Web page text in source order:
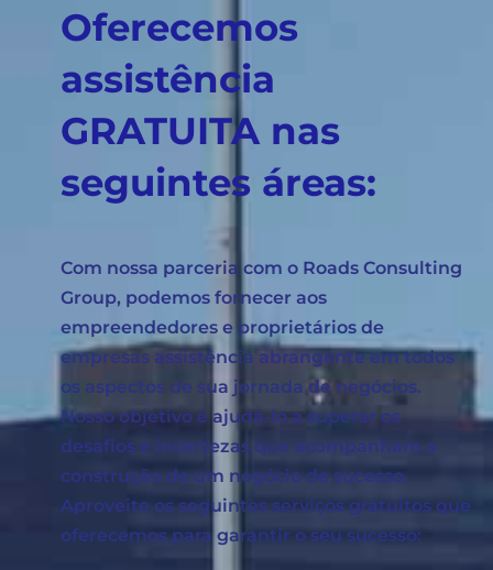
Oferecemos
assistência
GRATUITA nas
seguintes áreas:
Com nossa parceria com o Roads Consulting
Group, podemos fornecer aos
empreendedores e proprietários de
empresas assistência abrangente em todos
os aspectos de sua jornada de negócios.
Nosso objetivo é ajudá-lo a superar os
desafios e incertezas que acompanham a
construção de um negócio de sucesso.
Aproveite os seguintes serviços gratuitos que
oferecemos para garantir o seu sucesso: